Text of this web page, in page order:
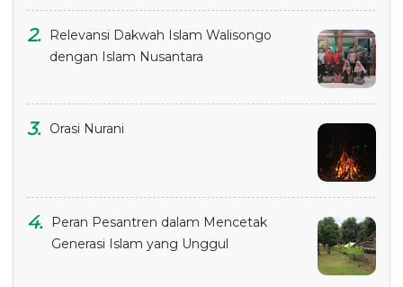
Relevansi Dakwah Islam Walisongo
dengan Islam Nusantara
Orasi Nurani
Peran Pesantren dalam Mencetak
Generasi Islam yang Unggul